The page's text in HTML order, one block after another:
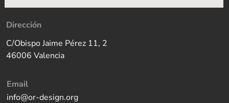
Dirección
C/Obispo Jaime Pérez 11, 2
46006 Valencia
Email
info@or-design.org